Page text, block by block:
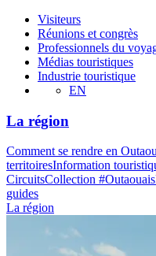
Visiteurs
Réunions et congrès
Professionnels du
Médias touristiques
Industrie touristique
EN
La région
Comment se rendre en
territoiresInformation
CircuitsCollection
guides
La région